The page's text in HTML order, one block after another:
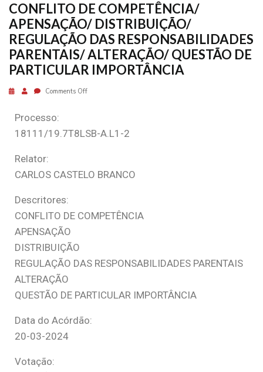
CONFLITO DE COMPETÊNCIA/
APENSAÇÃO/ DISTRIBUIÇÃO/
REGULAÇÃO DAS RESPONSABILIDADES
PARENTAIS/ ALTERAÇÃO/ QUESTÃO DE
PARTICULAR IMPORTÂNCIA
Comments Off
Processo:
18111/19.7T8LSB-A.L1-2
Relator:
CARLOS CASTELO BRANCO
Descritores:
CONFLITO DE COMPETÊNCIA
APENSAÇÃO
DISTRIBUIÇÃO
REGULAÇÃO DAS RESPONSABILIDADES PARENTAIS
ALTERAÇÃO
QUESTÃO DE PARTICULAR IMPORTÂNCIA
Data do Acórdão:
20-03-2024
Votação: